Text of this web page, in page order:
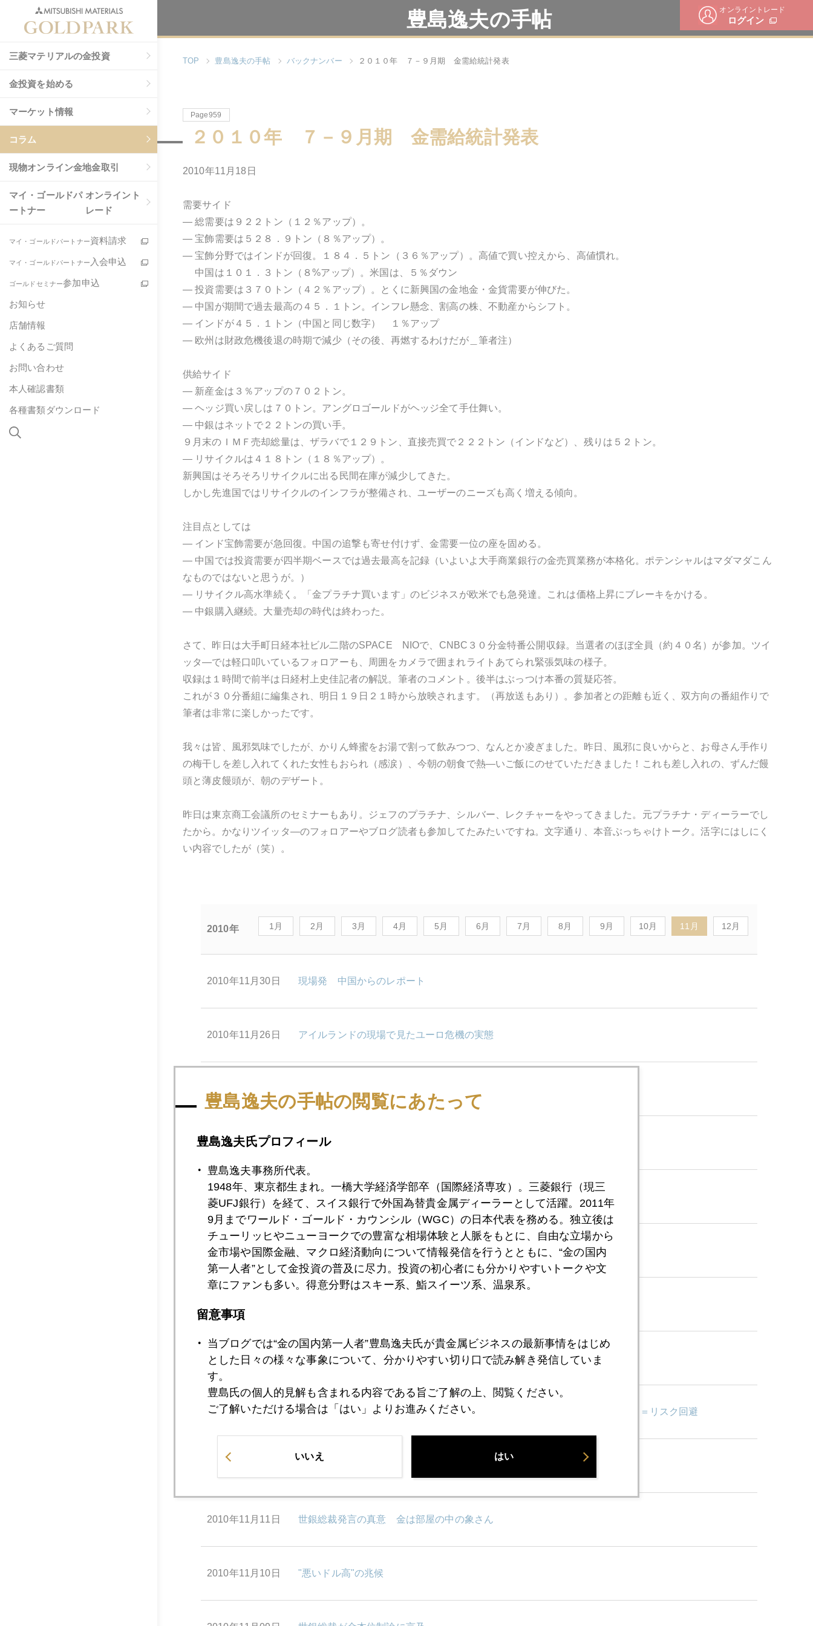
オンライントレード
ログイン
三菱マテリアルの金投資
金投資を始める
マーケット情報
コラム
現物オンライン金地金取引
マイ・ゴールドパ
ートナー
オンライント
レード
マイ・ゴールドパートナー資料請求
マイ・ゴールドパートナー 入会申込
ゴールドセミナー参加申込
お知らせ
店舗情報
よくあるご質問
お問い合わせ
本人確認書類
各種書類ダウンロード
豊島逸夫の手帖
TOP 豊島逸夫の手帖 バックナンバー ２０１０年 ７－９月期 金需給統計発表
Page959
２０１０年 ７－９月期 金需給統計発表
2010年11月18日
需要サイド
― 総需要は９２２トン（１２％アップ）。
― 宝飾需要は５２８．９トン（８％アップ）。
― 宝飾分野ではインドが回復。１８４．５トン（３６％アップ）。高値で買い控えから、高値慣れ。
中国は１０１．３トン（８%アップ）。米国は、５％ダウン
― 投資需要は３７０トン（４２％アップ）。とくに新興国の金地金・金貨需要が伸びた。
― 中国が期間で過去最高の４５．１トン。インフレ懸念、割高の株、不動産からシフト。
― インドが４５．１トン（中国と同じ数字） １％アップ
― 欧州は財政危機後退の時期で減少（その後、再燃するわけだが＿筆者注）
供給サイド
― 新産金は３％アップの７０２トン。
― ヘッジ買い戻しは７０トン。アングロゴールドがヘッジ全て手仕舞い。
― 中銀はネットで２２トンの買い手。
９月末のＩＭＦ売却総量は、ザラバで１２９トン、直接売買で２２２トン（インドなど）、残りは５２トン。
― リサイクルは４１８トン（１８％アップ）。
新興国はそろそろリサイクルに出る民間在庫が減少してきた。
しかし先進国ではリサイクルのインフラが整備され、ユーザーのニーズも高く増える傾向。
注目点としては
― インド宝飾需要が急回復。中国の追撃も寄せ付けず、金需要一位の座を固める。
― 中国では投資需要が四半期ベースでは過去最高を記録（いよいよ大手商業銀行の金売買業務が本格化。ポテンシャルはマダマダこん
なものではないと思うが。）
― リサイクル高水準続く。「金プラチナ買います」のビジネスが欧米でも急発達。これは価格上昇にブレーキをかける。
― 中銀購入継続。大量売却の時代は終わった。
さて、昨日は大手町日経本社ビル二階のSPACE NIOで、CNBC３０分金特番公開収録。当選者のほぼ全員（約４０名）が参加。ツイ
ッタ―では軽口叩いているフォロアーも、周囲をカメラで囲まれライトあてられ緊張気味の様子。
収録は１時間で前半は日経村上史佳記者の解説。筆者のコメント。後半はぶっつけ本番の質疑応答。
これが３０分番組に編集され、明日１９日２１時から放映されます。（再放送もあり）。参加者との距離も近く、双方向の番組作りで
筆者は非常に楽しかったです。
我々は皆、風邪気味でしたが、かりん蜂蜜をお湯で割って飲みつつ、なんとか凌ぎました。昨日、風邪に良いからと、お母さん手作り
の梅干しを差し入れてくれた女性もおられ（感涙）、今朝の朝食で熱―いご飯にのせていただきました！これも差し入れの、ずんだ饅
頭と薄皮饅頭が、朝のデザート。
昨日は東京商工会議所のセミナーもあり。ジェフのプラチナ、シルバー、レクチャーをやってきました。元プラチナ・ディーラーでし
たから。かなりツイッタ―のフォロアーやブログ読者も参加してたみたいですね。文字通り、本音ぶっちゃけトーク。活字にはしにく
い内容でしたが（笑）。
2010年 1月 2月 3月 4月 5月 6月 7月 8月 9月 10月 11月 12月
2010年11月30日 現場発 中国からのレポート
2010年11月26日 アイルランドの現場で見たユーロ危機の実態
2010年11月24日 現場発 アイルランドからのレポート
2010年11月19日 米国債売ってＧＭに乗り換え？
2010年11月18日 ２０１０年 ７－９月期 金需給統計発表
2010年11月16日 もしアイルランド国債がデフォルトに陥ったら
2010年11月15日 ＱＥ２（量的緩和第二弾）＝リスク選好→中国利上げ、アイルランド財政危機＝リスク回避
2010年11月12日
2010年11月11日 世銀総裁発言の真意 金は部屋の中の象さん
2010年11月10日 "悪いドル高"の兆候
豊島逸夫の手帖の閲覧にあたって
豊島逸夫氏プロフィール
豊島逸夫事務所代表。
1948年、東京都生まれ。一橋大学経済学部卒（国際経済専攻）。三菱銀行（現三
菱UFJ銀行）を経て、スイス銀行で外国為替貴金属ディーラーとして活躍。2011年
9月までワールド・ゴールド・カウンシル（WGC）の日本代表を務める。独立後は
チューリッヒやニューヨークでの豊富な相場体験と人脈をもとに、自由な立場から
金市場や国際金融、マクロ経済動向について情報発信を行うとともに、“金の国内
第一人者”として金投資の普及に尽力。投資の初心者にも分かりやすいトークや文
章にファンも多い。得意分野はスキー系、鮨スイーツ系、温泉系。
留意事項
当ブログでは“金の国内第一人者”豊島逸夫氏が貴金属ビジネスの最新事情をはじめ
とした日々の様々な事象について、分かりやすい切り口で読み解き発信していま
す。
豊島氏の個人的見解も含まれる内容である旨ご了解の上、閲覧ください。
ご了解いただける場合は「はい」よりお進みください。
いいえ はい